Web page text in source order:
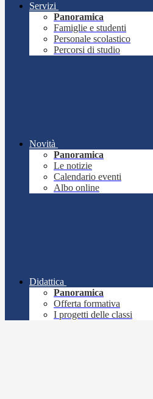
Servizi
Panoramica
Famiglie e studenti
Personale scolastico
Percorsi di studio
Novità
Panoramica
Le notizie
Calendario eventi
Albo online
Didattica
Panoramica
Offerta formativa
I progetti delle classi